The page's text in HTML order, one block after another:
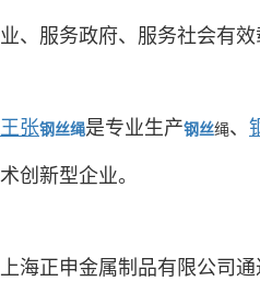
业、服务政府、服务社会有效
王张钢丝绳是专业生产钢丝绳、
术创新型企业。
上海正申金属制品有限公司